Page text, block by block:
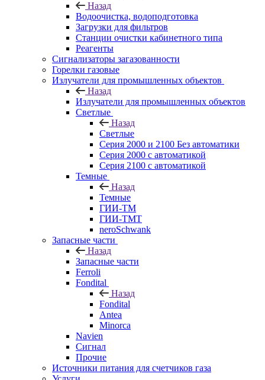
Назад
Водоочистка, водоподготовка
Загрузки для фильтров
Станции очистки кабинетного типа
Реагенты
Сигнализаторы загазованности
Горелки газовые
Излучатели для промышленных объектов
Назад
Излучатели для промышленных объектов
Светлые
Назад
Светлые
Серия 2000 и 2100 Без автоматики
Серия 2000 с автоматикой
Серия 2100 с автоматикой
Темные
Назад
Темные
ГИИ-ТМ
ГИИ-ТМТ
neroSchwank
Запасные части
Назад
Запасные части
Ferroli
Fondital
Назад
Fondital
Antea
Minorca
Navien
Сигнал
Прочие
Источники питания для счетчиков газа